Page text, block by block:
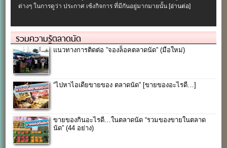
ต่างๆ ในการดูว่า ประกาศ เซ้งกิจการ ที่มีกันอยู่มากมายนั้น[อ่านต่อ]
รวมความรู้ตลาดนัด
แนวทางการติดต่อ ”จองล็อคตลาดนัด” (มือใหม่)
“ไปหาไอเดียขายของ ตลาดนัด” [ขายของอะไรดี…]
ขายของกินอะไรดี…ในตลาดนัด “รวมของขายในตลาด
นัด” (44 อย่าง)